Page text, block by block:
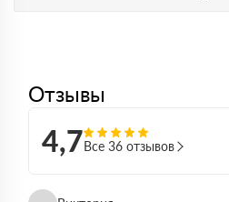
Отзывы
4,7Все 36 отзывов